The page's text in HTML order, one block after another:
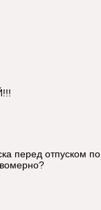
перед отпуском по